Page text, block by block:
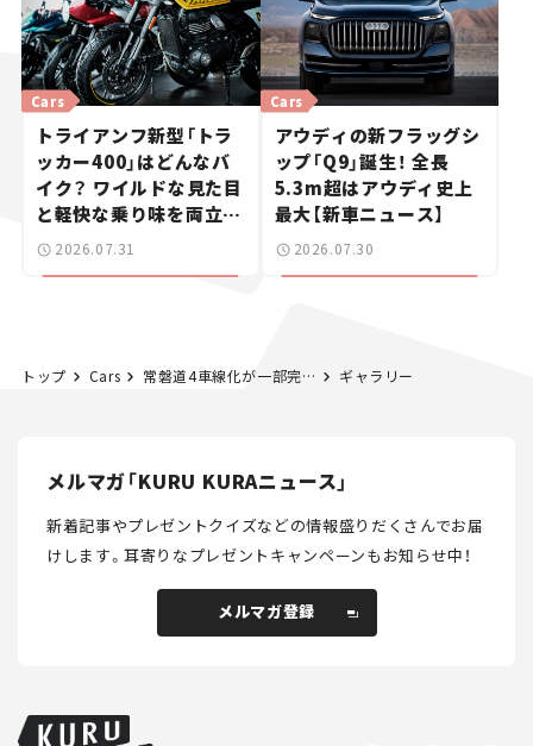
トライアンフ新型「トラ
ッカー400」はどんなバ
イク？ ワイルドな見た目
と軽快な乗り味を両立し
た400ccフラットトラッ
Cars
2026.07.31
アウディの新フラッグシ
ップ「Q9」誕生！ 全長
5.3m超はアウディ史上
最大【新車ニュース】
Cars
2026.07.30
トップ Cars 常磐道4車線化が一部完成。山元IC～岩沼ICでは最高速度100km/hに引き上げ。 ギャラリー
メルマガ「KURU KURAニュース」
新着記事やプレゼントクイズなどの情報盛りだくさんでお届
けします。耳寄りなプレゼントキャンペーンもお知らせ中！
メルマガ登録